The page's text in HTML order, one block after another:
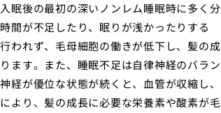
眠後の最初の深いノンレム睡眠時に多く分
間が不足したり、眠りが浅かったりする
われず、毛母細胞の働きが低下し、髪の成
ます。また、睡眠不足は自律神経のバラン
経が優位な状態が続くと、血管が収縮し、
より、髪の成長に必要な栄養素や酸素が毛